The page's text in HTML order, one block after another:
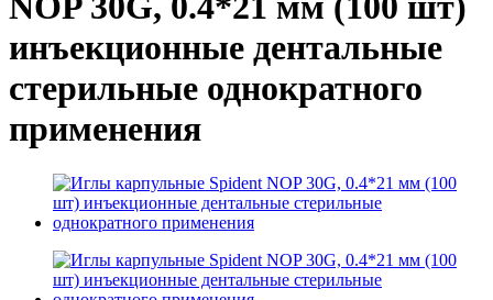
инъекционные дентальные
стерильные однократного
применения